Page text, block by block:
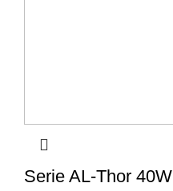
Serie AL-Thor 40W